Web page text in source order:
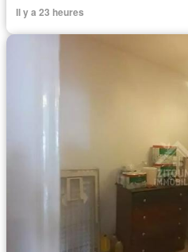
Il y a 23 heures